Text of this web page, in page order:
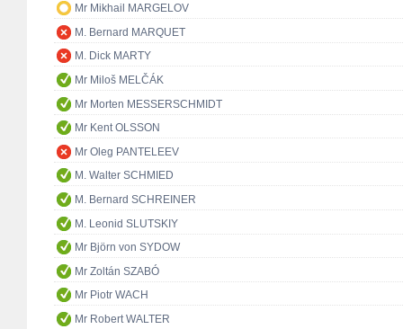
Mr Mikhail MARGELOV
M. Bernard MARQUET
M. Dick MARTY
Mr Miloš MELČÁK
Mr Morten MESSERSCHMIDT
Mr Kent OLSSON
Mr Oleg PANTELEEV
M. Walter SCHMIED
M. Bernard SCHREINER
M. Leonid SLUTSKIY
Mr Björn von SYDOW
Mr Zoltán SZABÓ
Mr Piotr WACH
Mr Robert WALTER